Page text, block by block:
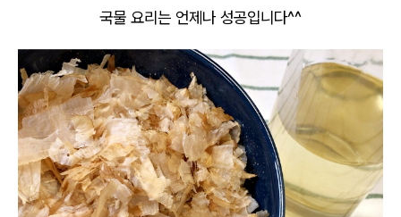
국물 요리는 언제나 성공입니다^^